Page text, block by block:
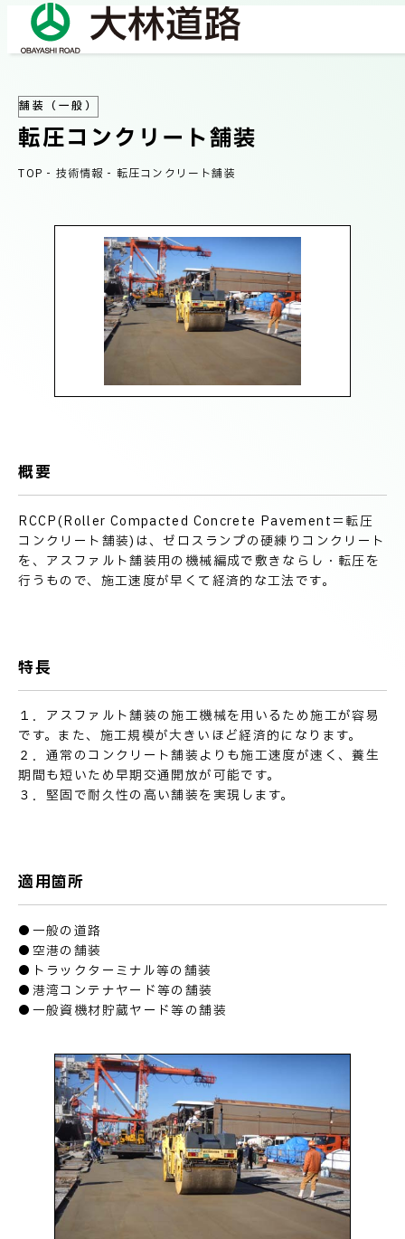
COMPANY
会社情報
社長メッセージ/企業理念
業績情報
サステナビリティ
事業紹介
OUR WORKS
施工事例
TECHNICAL INFORMATION
製品情報
INFORMATION
お知らせ
お取引先の皆様へ
舗装（一般）
転圧コンクリート舗装
TOP - 技術情報 - 転圧コンクリート舗装
概要
RCCP(Roller Compacted Concrete Pavement＝転圧
コンクリート舗装)は、ゼロスランプの硬練りコンクリート
を、アスファルト舗装用の機械編成で敷きならし・転圧を
行うもので、施工速度が早くて経済的な工法です。
特長
１．アスファルト舗装の施工機械を用いるため施工が容易
です。また、施工規模が大きいほど経済的になります。
２．通常のコンクリート舗装よりも施工速度が速く、養生
期間も短いため早期交通開放が可能です。
３．堅固で耐久性の高い舗装を実現します。
適用箇所
●一般の道路
●空港の舗装
●トラックターミナル等の舗装
●港湾コンテナヤード等の舗装
●一般資機材貯蔵ヤード等の舗装